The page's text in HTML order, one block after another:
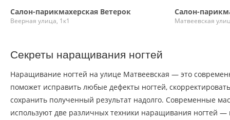
Салон-парикмахерская Ветерок
Веерная улица, 1к1
Салон-
Матвеевская
Секреты наращивания ногтей
Наращивание ногтей на улице Матвеевская — это
поможет исправить любые дефекты ногтей,
сохранить полученный результат надолго. Современные
используют две различных техники наращивания ногтей